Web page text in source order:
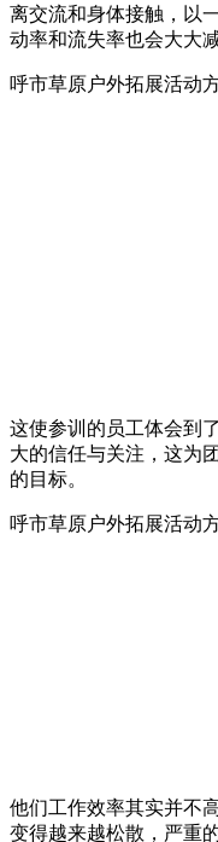
离交流和身体接触，以
动率和流失率也会大大减
呼市草原户外拓展活动
这使参训的员工体会到
大的信任与关注，这为
的目标。
呼市草原户外拓展活动
他们工作效率其实并不
变得越来越松散，严重